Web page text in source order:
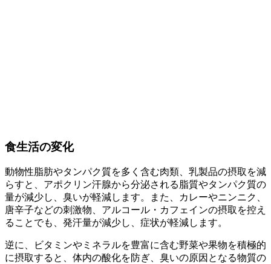
食生活の変化
動物性脂肪やタンパク質を多く含む肉類、乳製品の摂取を減
らすと、アポクリン汗腺から分泌される脂質やタンパク質の
量が減少し、臭いが軽減します。また、カレーやニンニク、
唐辛子などの刺激物、アルコール・カフェインの摂取を控え
ることでも、発汗量が減少し、症状が軽減します。
逆に、ビタミンやミネラルを豊富に含む野菜や果物を積極的
に摂取すると、体内の酸化を防ぎ、臭いの原因となる物質の